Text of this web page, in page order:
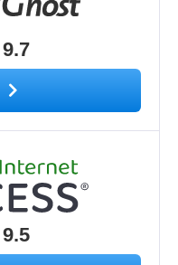
9.7
9.5